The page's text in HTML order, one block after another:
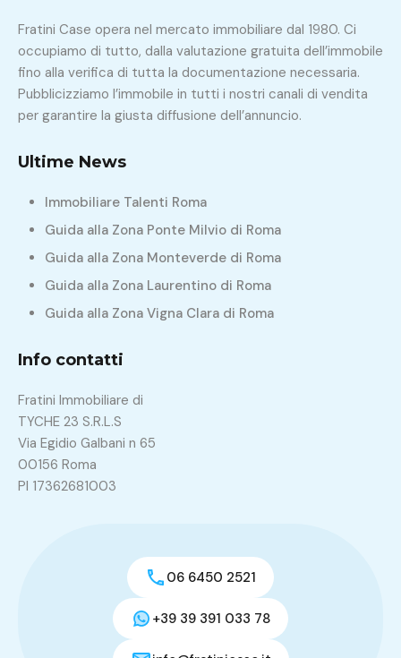
Fratini Case opera nel mercato immobiliare dal 1980. Ci
occupiamo di tutto, dalla valutazione gratuita dell’immobile
fino alla verifica di tutta la documentazione necessaria.
Pubblicizziamo l’immobile in tutti i nostri canali di vendita
per garantire la giusta diffusione dell’annuncio.
Ultime News
Immobiliare Talenti Roma
Guida alla Zona Ponte Milvio di Roma
Guida alla Zona Monteverde di Roma
Guida alla Zona Laurentino di Roma
Guida alla Zona Vigna Clara di Roma
Info contatti
Fratini Immobiliare di
TYCHE 23 S.R.L.S
Via Egidio Galbani n 65
00156 Roma
PI 17362681003
06 6450 2521
+39 39 391 033 78